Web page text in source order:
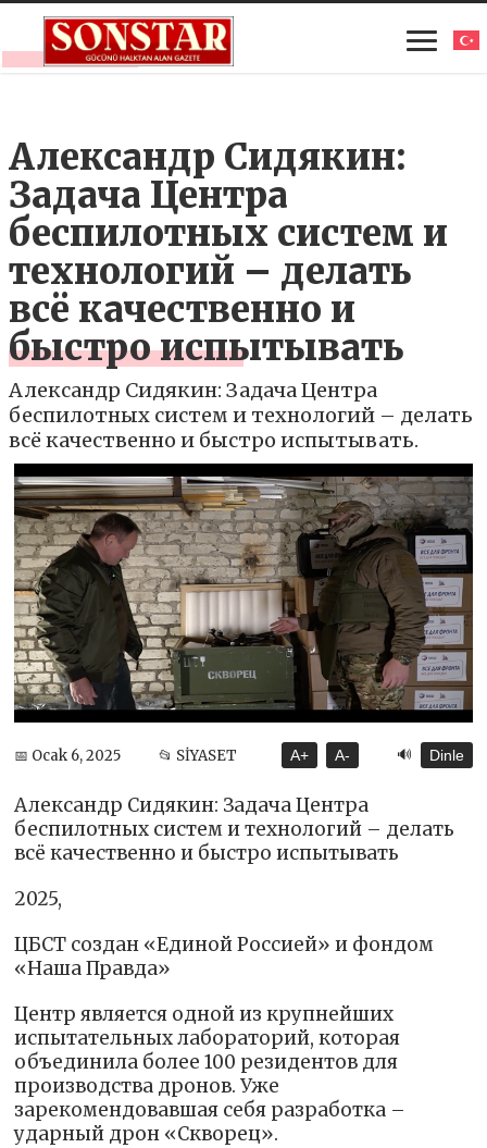
Александр Сидякин:
Задача Центра
беспилотных систем и
технологий – делать
всё качественно и
быстро испытывать
Александр Сидякин: Задача Центра
беспилотных систем и технологий – делать
всё качественно и быстро испытывать.
📅 Ocak 6, 2025 📂 SİYASET A+ A- 🔊 Dinle
Александр Сидякин: Задача Центра
беспилотных систем и технологий – делать
всё качественно и быстро испытывать
2025,
ЦБСТ создан «Единой Россией» и фондом
«Наша Правда»
Центр является одной из крупнейших
испытательных лабораторий, которая
объединила более 100 резидентов для
производства дронов. Уже
зарекомендовавшая себя разработка –
ударный дрон «Скворец».